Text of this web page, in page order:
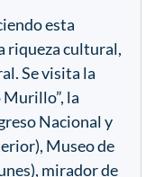
esta
riqueza cultural,
Se visita la
la
Nacional y
Museo de
mirador de